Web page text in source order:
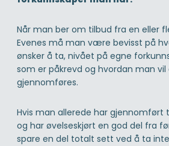
Når man ber om tilbud fra en eller
Evenes må man være bevisst på
ønsker å ta, nivået på egne
som er påkrevd og hvordan man vil
gjennomføres.
Hvis man allerede har gjennomført
og har øvelseskjørt en god del fra
spare en del totalt sett ved å ta